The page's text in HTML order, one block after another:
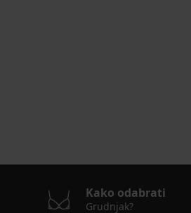
Kako odabrati
Grudnjak?